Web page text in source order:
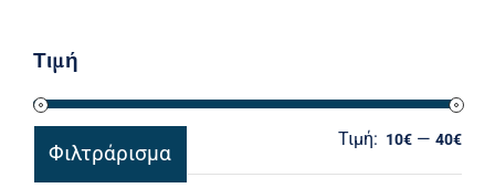
Τιμή
τιμή
τιμή
Φιλτράρισμα
Τιμή: 10€ —40€